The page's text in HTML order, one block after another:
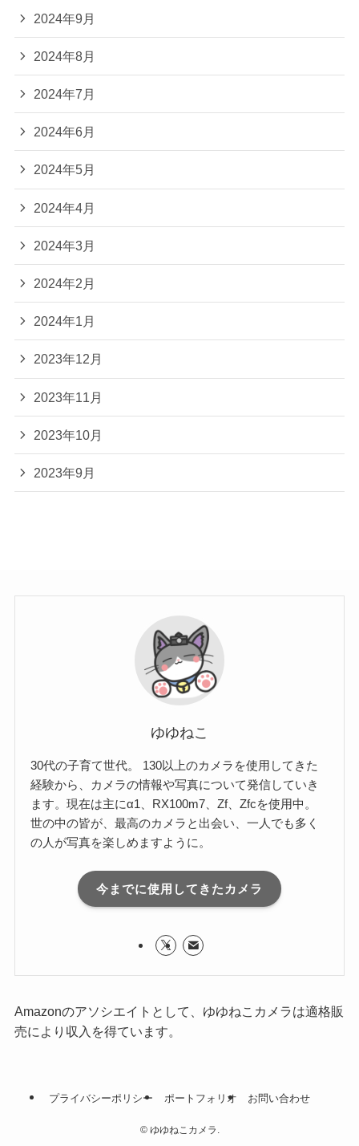
2024年9月
2024年8月
2024年7月
2024年6月
2024年5月
2024年4月
2024年3月
2024年2月
2024年1月
2023年12月
2023年11月
2023年10月
2023年9月
ゆゆねこ
30代の子育て世代。 130以上のカメラを使用してきた
経験から、カメラの情報や写真について発信していき
ます。現在は主にα1、RX100m7、Zf、Zfcを使用中。
世の中の皆が、最高のカメラと出会い、一人でも多く
の人が写真を楽しめますように。
今までに使用してきたカメラ
Amazonのアソシエイトとして、ゆゆねこカメラは適格販
売により収入を得ています。
プライバシーポリシー ポートフォリオ お問い合わせ
©ゆゆねこカメラ.